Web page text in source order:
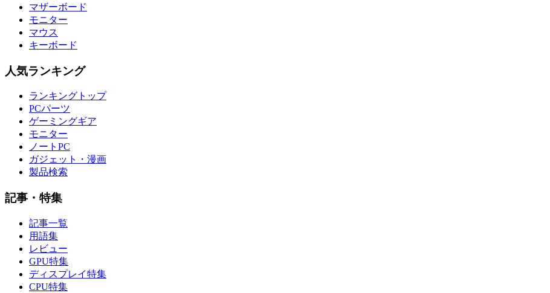
マザーボード
モニター
マウス
キーボード
人気ランキング
ランキングトップ
PCパーツ
ゲーミングギア
モニター
ノートPC
ガジェット・漫画
製品検索
記事・特集
記事一覧
用語集
レビュー
GPU特集
ディスプレイ特集
CPU特集